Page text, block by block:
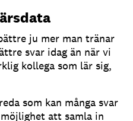
ju mer man tränar
svar idag än när vi
kollega som lär sig,
som kan många svar
att samla in